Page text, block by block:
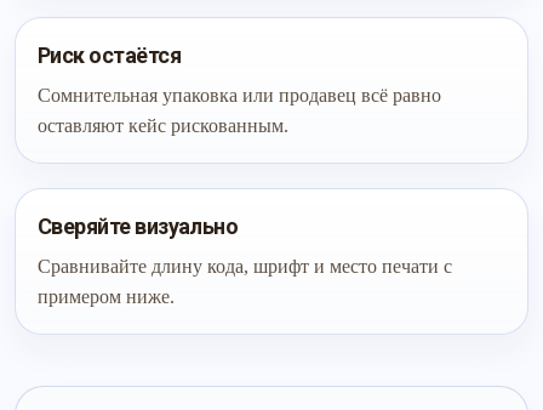
Риск остаётся
Сомнительная упаковка или продавец всё равно
оставляют кейс рискованным.
Сверяйте визуально
Сравнивайте длину кода, шрифт и место печати с
примером ниже.